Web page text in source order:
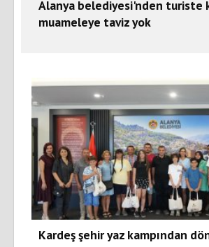
Alanya belediyesi'nden turiste
muameleye taviz yok
Kardeş şehir yaz kampından